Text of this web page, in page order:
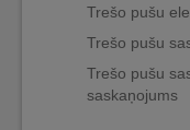
Trešo pušu
Trešo pušu
Trešo pušu
saskaņojums